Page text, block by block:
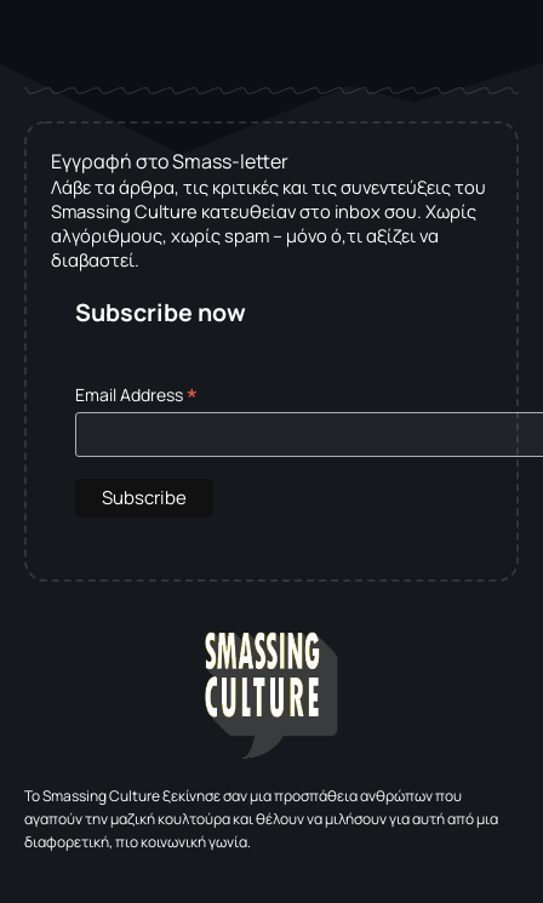
Εγγραφή στο Smass-letter
Λάβε τα άρθρα, τις κριτικές και τις συνεντεύξεις του
Smassing Culture κατευθείαν στο inbox σου. Χωρίς
αλγόριθμους, χωρίς spam – μόνο ό,τι αξίζει να
διαβαστεί.
Subscribe now
Email Address*
To Smassing Culture ξεκίνησε σαν μια προσπάθεια ανθρώπων που
αγαπούν την μαζική κουλτούρα και θέλουν να μιλήσουν για αυτή από μια
διαφορετική, πιο κοινωνική γωνία.